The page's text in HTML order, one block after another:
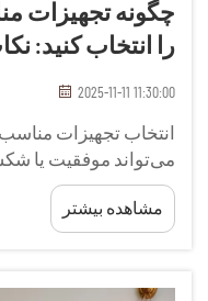
چگونه تجهیزات
را انتخاب کنید:
2025-11-11 11:30:00
انتخاب تجهیزات
می‌تواند موفقیت یا
تعیین کند. چه قصد
عملیات موجود یا
باشید، انتخاب‌های شما
مشاهده بیشتر